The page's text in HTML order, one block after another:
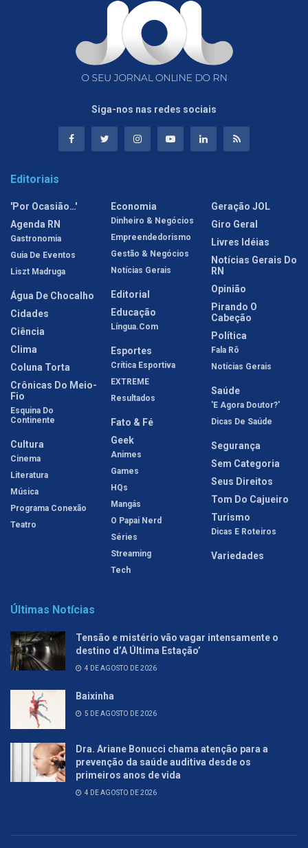
Siga-nos nas redes sociais
Editoriais
'Por Ocasião…'
Agenda RN
Gastronomia
Guia De Eventos
Liszt Madruga
Água De Chocalho
Cidades
Ciência
Clima
Coluna Torta
Crônicas Do Meio-
Fio
Esquina Do
Continente
Cultura
Cinema
Literatura
Música
Programa Conexão
Teatro
Economia
Dinheiro & Negócios
Empreendedorismo
Gestão & Negócios
Notícias Gerais
Editorial
Educação
Língua.com
Esportes
Crítica Esportiva
EXTREME
Resultados
Fato & Fé
Geek
Animes
Games
HQs
Mangás
O Papai Nerd
Séries
Streaming
Tech
Geração JOL
Giro Geral
Livres Idéias
Notícias Gerais Do
RN
Opinião
Pirando O
Cabeção
Política
Fala Rô
Notícias Gerais
Saúde
'E Agora Doutor?'
Dicas De Saúde
Segurança
Sem Categoria
Seus Direitos
Tom Do Cajueiro
Turismo
Dicas E Roteiros
Variedades
Últimas Notícias
Tensão e mistério vão vagar intensamente o
destino d’A Última Estação’
4 DE AGOSTO DE 2026
Baixinha
5 DE AGOSTO DE 2026
Dra. Ariane Bonucci chama atenção para a
prevenção da saúde auditiva desde os
primeiros anos de vida
4 DE AGOSTO DE 2026